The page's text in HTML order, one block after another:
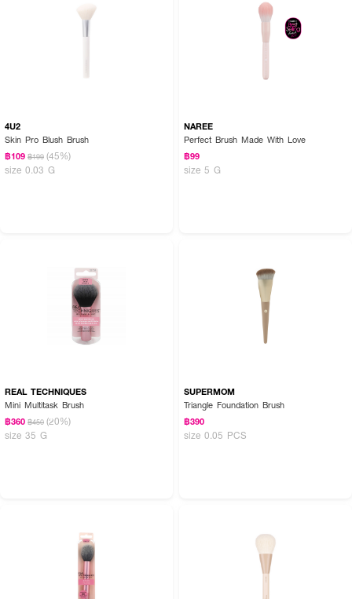
4U2
Skin Pro Blush Brush
฿109 ฿199 (45%)
size 0.03 G
NAREE
Perfect Brush Made With Love
฿99
size 5 G
REAL TECHNIQUES
Mini Multitask Brush
฿360 ฿450 (20%)
size 35 G
SUPERMOM
Triangle Foundation Brush
฿390
size 0.05 PCS